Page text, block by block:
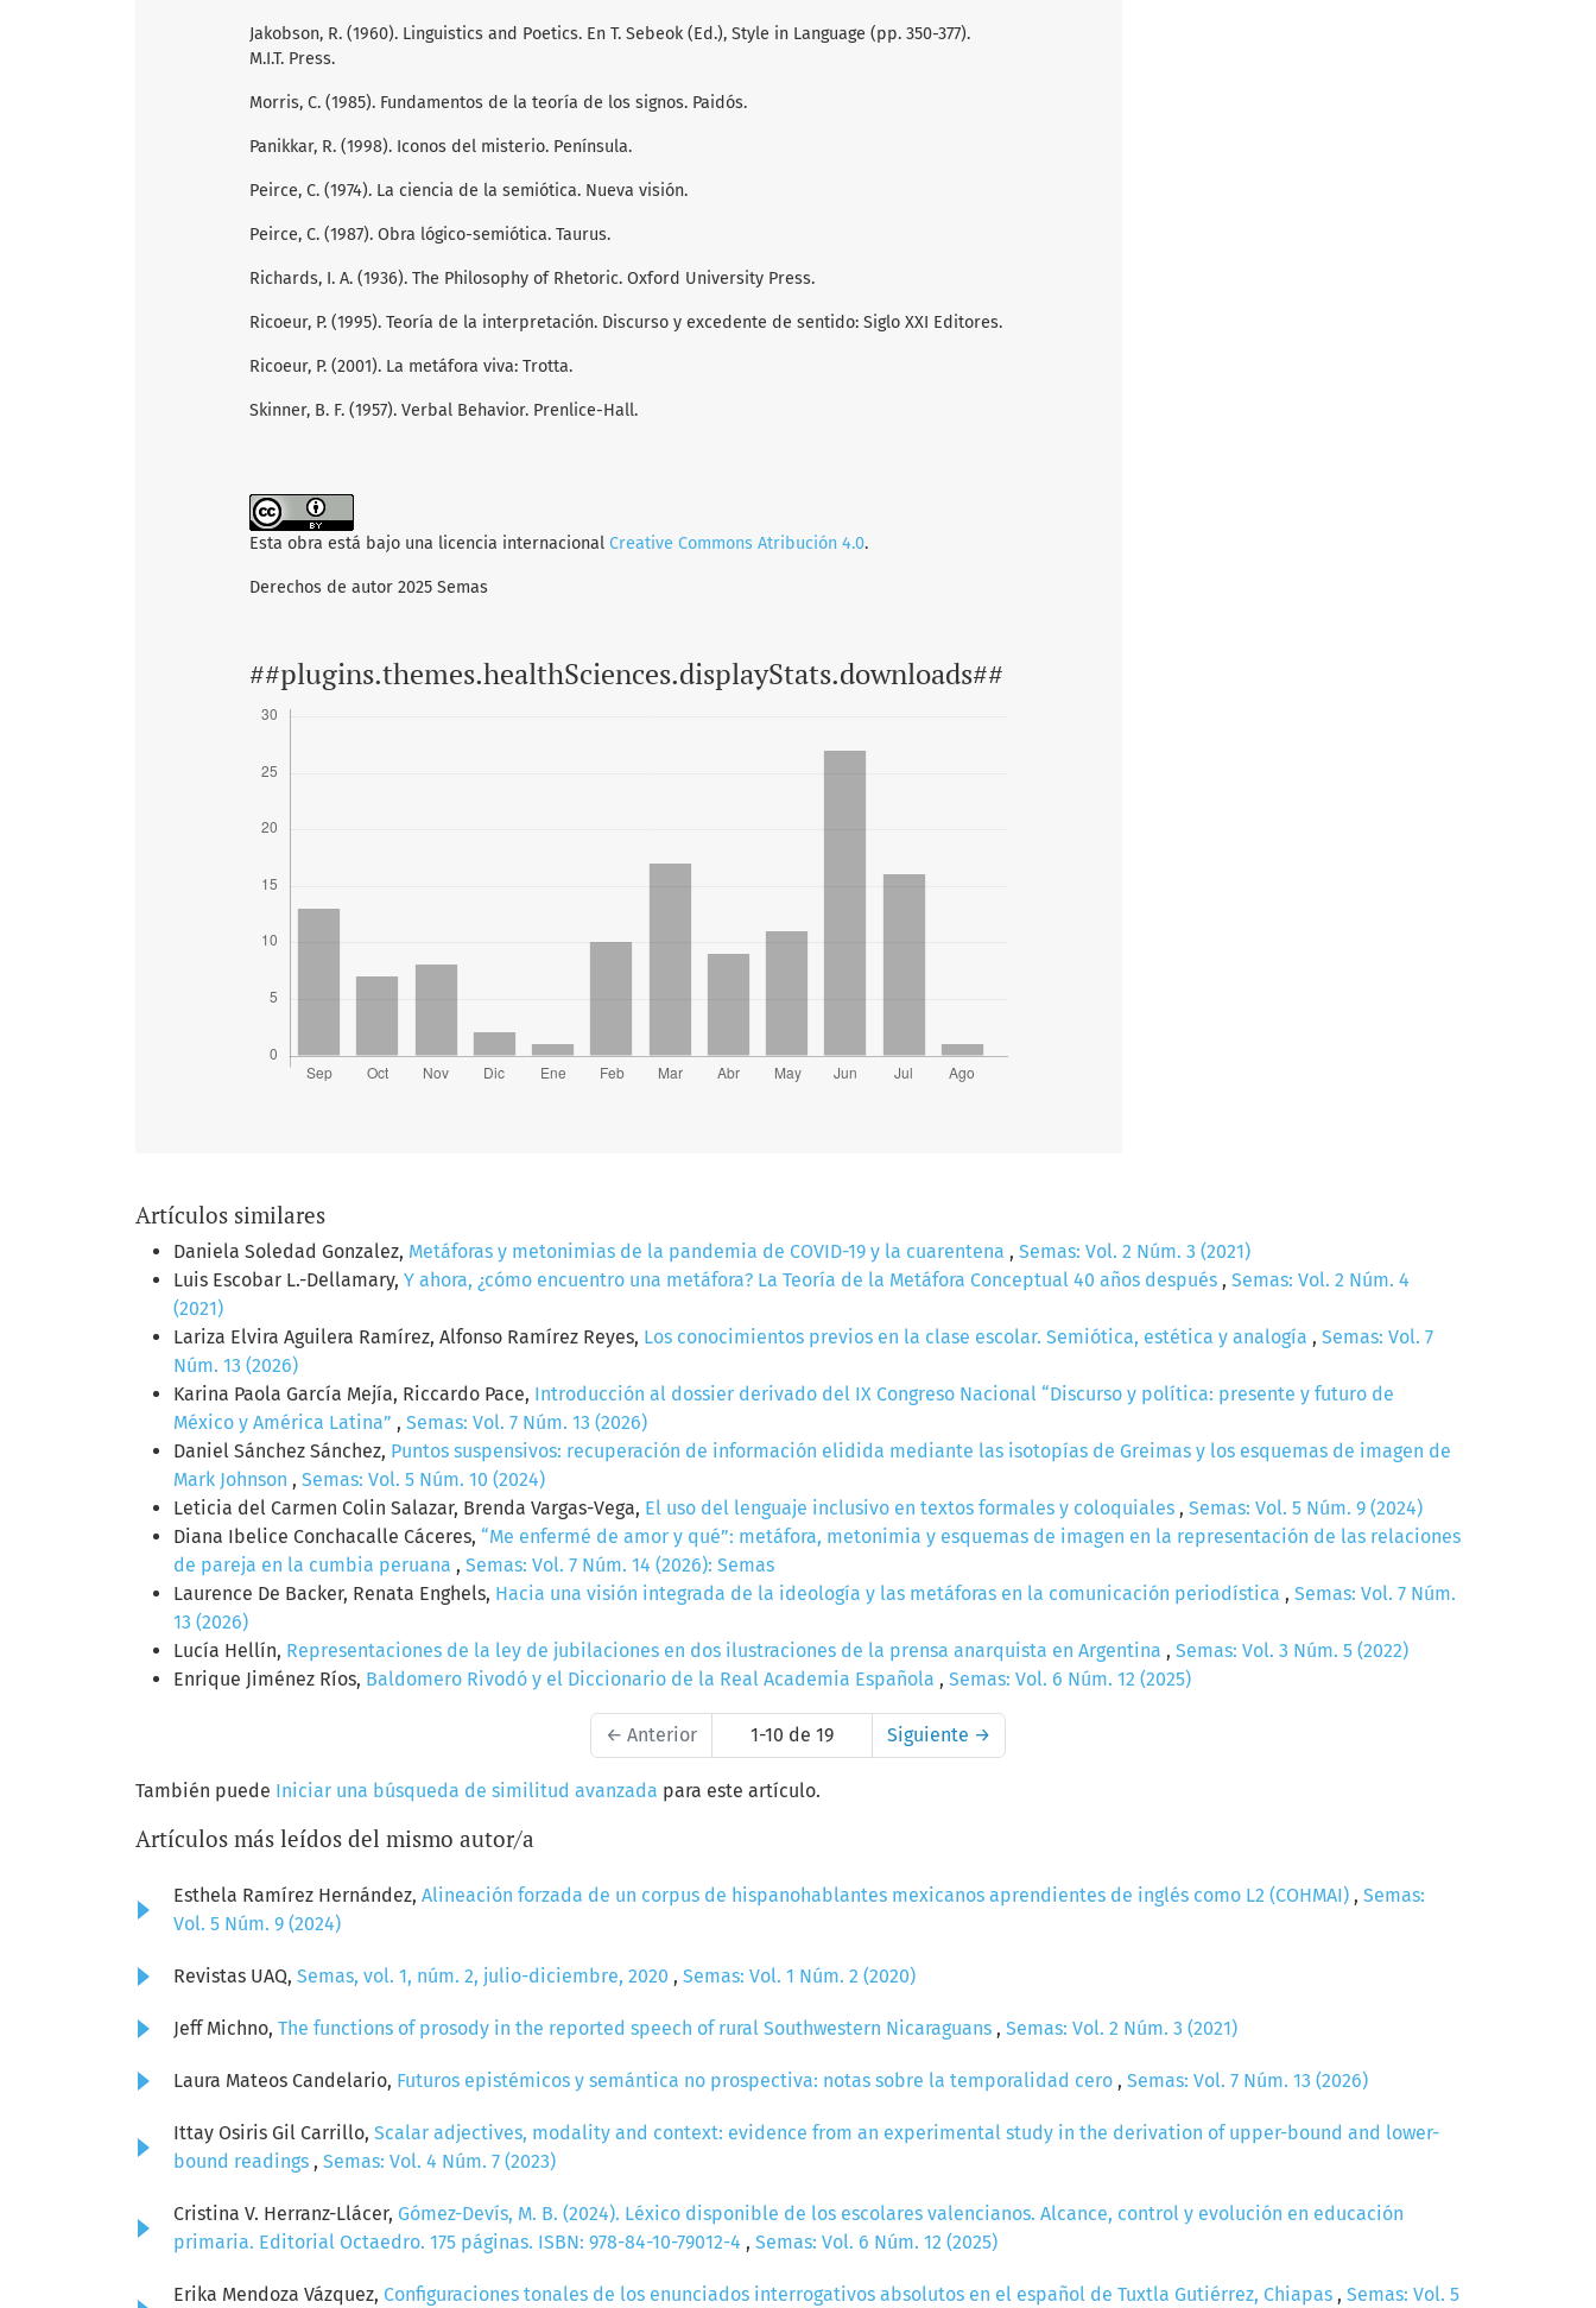
Jakobson, R. (1960). Linguistics and Poetics. En T. Sebeok (Ed.), Style in Language (pp. 350-377).
M.I.T. Press.
Morris, C. (1985). Fundamentos de la teoría de los signos. Paidós.
Panikkar, R. (1998). Iconos del misterio. Península.
Peirce, C. (1974). La ciencia de la semiótica. Nueva visión.
Peirce, C. (1987). Obra lógico-semiótica. Taurus.
Richards, I. A. (1936). The Philosophy of Rhetoric. Oxford University Press.
Ricoeur, P. (1995). Teoría de la interpretación. Discurso y excedente de sentido: Siglo XXI Editores.
Ricoeur, P. (2001). La metáfora viva: Trotta.
Skinner, B. F. (1957). Verbal Behavior. Prenlice-Hall.
Esta obra está bajo una licencia internacional Creative Commons Atribución 4.0.
Derechos de autor 2025 Semas
##plugins.themes.healthSciences.displayStats.downloads##
Artículos similares
Daniela Soledad Gonzalez, Metáforas y metonimias de la pandemia de COVID-19 y la cuarentena , Semas: Vol. 2 Núm. 3 (2021)
Luis Escobar L.-Dellamary, Y ahora, ¿cómo encuentro una metáfora? La Teoría de la Metáfora Conceptual 40 años después , Semas: Vol. 2 Núm. 4
(2021)
Lariza Elvira Aguilera Ramírez, Alfonso Ramírez Reyes, Los conocimientos previos en la clase escolar. Semiótica, estética y analogía , Semas: Vol. 7
Núm. 13 (2026)
Karina Paola García Mejía, Riccardo Pace, Introducción al dossier derivado del IX Congreso Nacional “Discurso y política: presente y futuro de
México y América Latina” , Semas: Vol. 7 Núm. 13 (2026)
Daniel Sánchez Sánchez, Puntos suspensivos: recuperación de información elidida mediante las isotopías de Greimas y los esquemas de imagen de
Mark Johnson , Semas: Vol. 5 Núm. 10 (2024)
Leticia del Carmen Colin Salazar, Brenda Vargas-Vega, El uso del lenguaje inclusivo en textos formales y coloquiales , Semas: Vol. 5 Núm. 9 (2024)
Diana Ibelice Conchacalle Cáceres, “Me enfermé de amor y qué”: metáfora, metonimia y esquemas de imagen en la representación de las relaciones
de pareja en la cumbia peruana , Semas: Vol. 7 Núm. 14 (2026): Semas
Laurence De Backer, Renata Enghels, Hacia una visión integrada de la ideología y las metáforas en la comunicación periodística , Semas: Vol. 7 Núm.
13 (2026)
Lucía Hellín, Representaciones de la ley de jubilaciones en dos ilustraciones de la prensa anarquista en Argentina , Semas: Vol. 3 Núm. 5 (2022)
Enrique Jiménez Ríos, Baldomero Rivodó y el Diccionario de la Real Academia Española , Semas: Vol. 6 Núm. 12 (2025)
← Anterior 1-10 de 19 Siguiente →
También puede Iniciar una búsqueda de similitud avanzada para este artículo.
Artículos más leídos del mismo autor/a
Esthela Ramírez Hernández, Alineación forzada de un corpus de hispanohablantes mexicanos aprendientes de inglés como L2 (COHMAI) , Semas:
Vol. 5 Núm. 9 (2024)
Revistas UAQ, Semas, vol. 1, núm. 2, julio-diciembre, 2020 , Semas: Vol. 1 Núm. 2 (2020)
Jeff Michno, The functions of prosody in the reported speech of rural Southwestern Nicaraguans , Semas: Vol. 2 Núm. 3 (2021)
Laura Mateos Candelario, Futuros epistémicos y semántica no prospectiva: notas sobre la temporalidad cero , Semas: Vol. 7 Núm. 13 (2026)
Ittay Osiris Gil Carrillo, Scalar adjectives, modality and context: evidence from an experimental study in the derivation of upper-bound and lower-
bound readings , Semas: Vol. 4 Núm. 7 (2023)
Cristina V. Herranz-Llácer, Gómez-Devís, M. B. (2024). Léxico disponible de los escolares valencianos. Alcance, control y evolución en educación
primaria. Editorial Octaedro. 175 páginas. ISBN: 978-84-10-79012-4 , Semas: Vol. 6 Núm. 12 (2025)
Erika Mendoza Vázquez, Configuraciones tonales de los enunciados interrogativos absolutos en el español de Tuxtla Gutiérrez, Chiapas , Semas: Vol. 5